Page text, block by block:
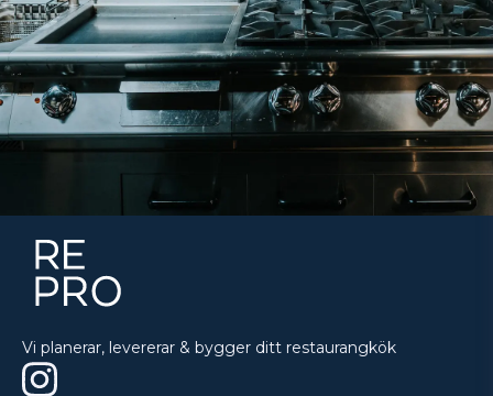
Vi planerar, levererar & bygger ditt restaurangkök